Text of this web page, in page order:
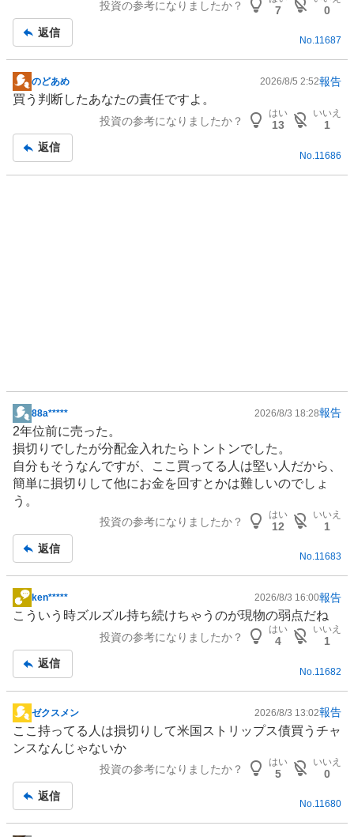
た
0
%
、
強
売
り
た
事
投資の参考になりましたか？ 7
0
返信
No.11687
掲
示
事
のどあめ 2026/8/5 2:52報告
買う判断したあなたの責任ですよ。
投資の参考になりましたか？
はい
13
いいえ
1
返信
No. 11686
掲
示
板
記
事
88a***** 2026/8/3 18:28報告
2年位前に売った。
損切りでしたが分配金入れたらトントンでした。
自分もそうなんですが、ここ買ってる人は堅い人だから、
簡単に損切りして他にお金を回すとかは難しいのでしょ
う。
投資の参考になりましたか？
はい
12
いいえ
1
返信
No.11683
掲
示
事
ken***** 2026/8/3 16:00報告
こういう時ズルズル持ち続けちゃうのが現物の弱点だね
投資の参考になりましたか？
はい
4
いいえ
1
返信
No. 11682
掲
示
板
ゼクスメン 2026/8/3 13:02報告
ここ持ってる人は損切りして米国ストリップス債買うチャ
ンスなんじゃないか
投資の参考になりましたか？
はい
5
いいえ
0
返信
No.11680